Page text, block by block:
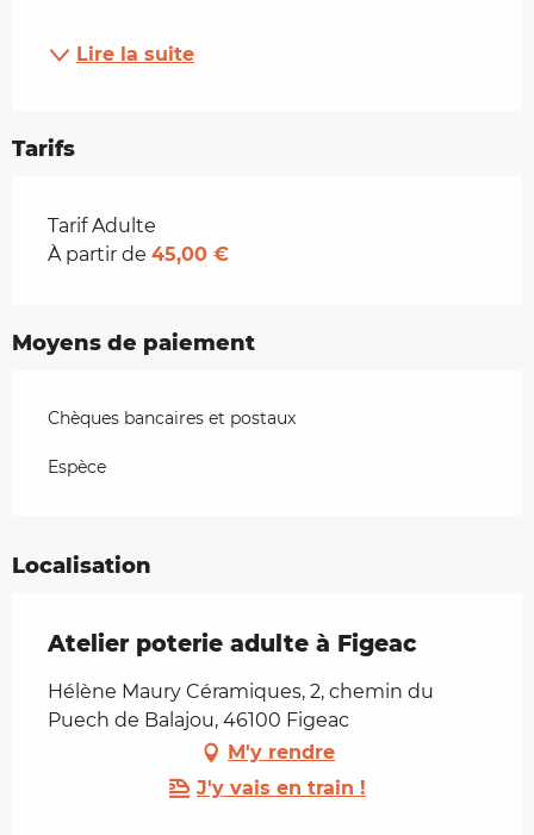
Lire la suite
Tarifs
Tarifs 2026
Tarif Adulte
À partir de 45,00 €
Moyens de paiement
Chèques bancaires et postaux
Espèce
Localisation
Atelier poterie adulte à Figeac
Hélène Maury Céramiques, 2, chemin du
Puech de Balajou, 46100 Figeac
M'y rendre
J'y vais en train !